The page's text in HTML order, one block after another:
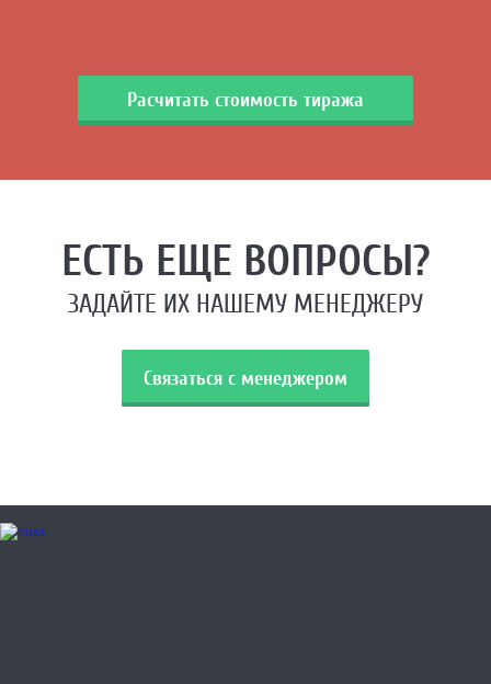
Расчитать стоимость тиража
ЕСТЬ ЕЩЕ ВОПРОСЫ?
ЗАДАЙТЕ ИХ НАШЕМУ МЕНЕДЖЕРУ
Связаться с менеджером